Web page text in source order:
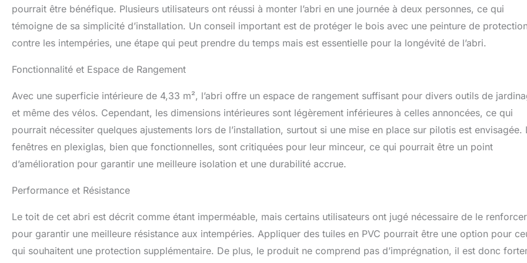
pourrait être bénéfique. Plusieurs utilisateurs ont réussi à monter l’abri en une journée à deux personnes, ce qui
témoigne de sa simplicité d’installation. Un conseil important est de protéger le bois avec une peinture de
contre les intempéries, une étape qui peut prendre du temps mais est essentielle pour la longévité de l’abri.
Fonctionnalité et Espace de Rangement
Avec une superficie intérieure de 4,33 m², l’abri offre un espace de rangement suffisant pour divers outils de
et même des vélos. Cependant, les dimensions intérieures sont légèrement inférieures à celles annoncées, ce qui
pourrait nécessiter quelques ajustements lors de l’installation, surtout si une mise en place sur pilotis est envisagée.
fenêtres en plexiglas, bien que fonctionnelles, sont critiquées pour leur minceur, ce qui pourrait être un point
d’amélioration pour garantir une meilleure isolation et une durabilité accrue.
Performance et Résistance
Le toit de cet abri est décrit comme étant imperméable, mais certains utilisateurs ont jugé nécessaire de le renforcer
pour garantir une meilleure résistance aux intempéries. Appliquer des tuiles en PVC pourrait être une option pour
qui souhaitent une protection supplémentaire. De plus, le produit ne comprend pas d’imprégnation, il est donc